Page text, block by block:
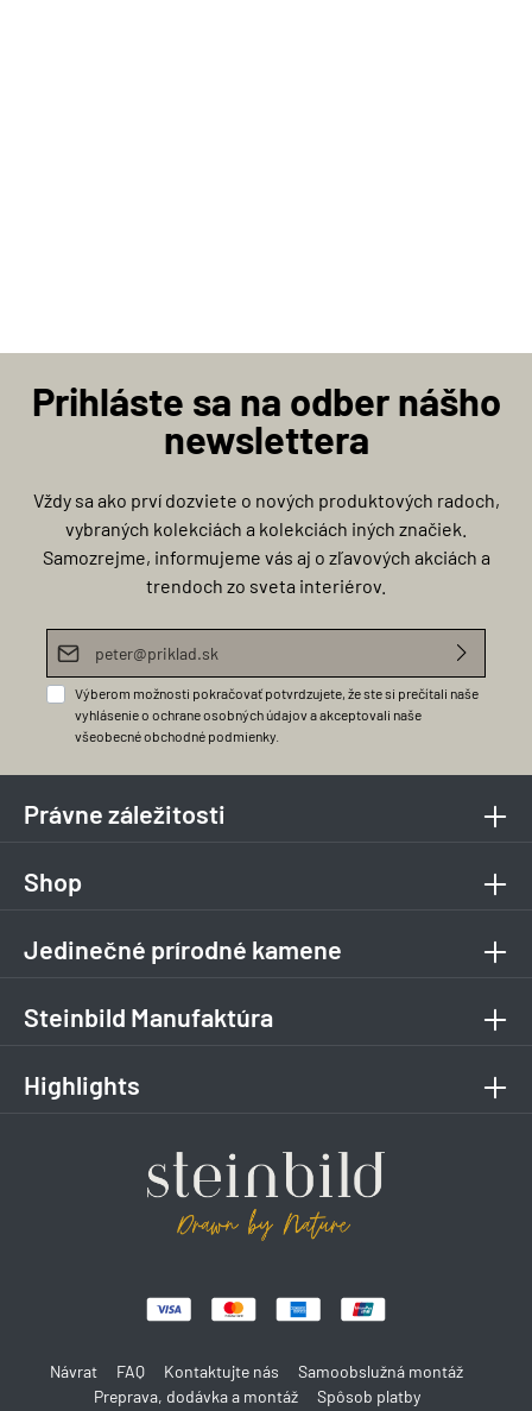
Prihláste sa na odber nášho
newslettera
Vždy sa ako prví dozviete o nových produktových radoch,
vybraných kolekciách a kolekciách iných značiek.
Samozrejme, informujeme vás aj o zľavových akciách a
trendoch zo sveta interiérov.
E-mailová adresa*
Výberom možnosti pokračovať potvrdzujete, že ste si prečítali naše
vyhlásenie o ochrane osobných údajova akceptovali naše
všeobecné obchodné podmienky
Právne záležitosti
Shop
Jedinečné prírodné kamene
Steinbild Manufaktúra
Highlights
Návrat FAQ Kontaktujte nás
Samoobslužná montáž
Preprava, dodávka a montáž
Spôsob platby